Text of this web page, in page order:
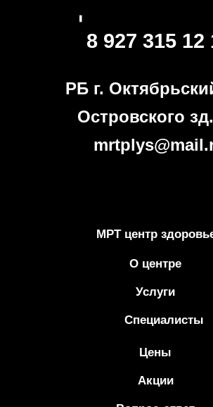
МРТ центр
О центре
Услуги
Специалисты
Цены
Акции
РБ г.
Островского
8 927 315 12